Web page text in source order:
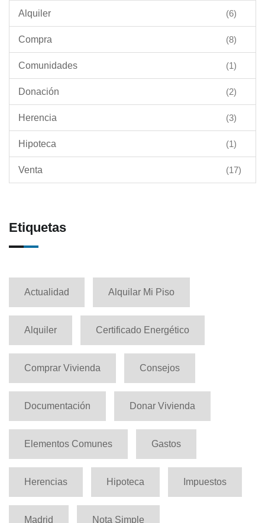
Alquiler (6)
Compra (8)
Comunidades (1)
Donación (2)
Herencia (3)
Hipoteca (1)
Venta (17)
Etiquetas
Actualidad Alquilar Mi Piso
Alquiler Certificado Energético
Comprar Vivienda Consejos
Documentación Donar Vivienda
Elementos Comunes Gastos
Herencias Hipoteca Impuestos
Madrid Nota Simple